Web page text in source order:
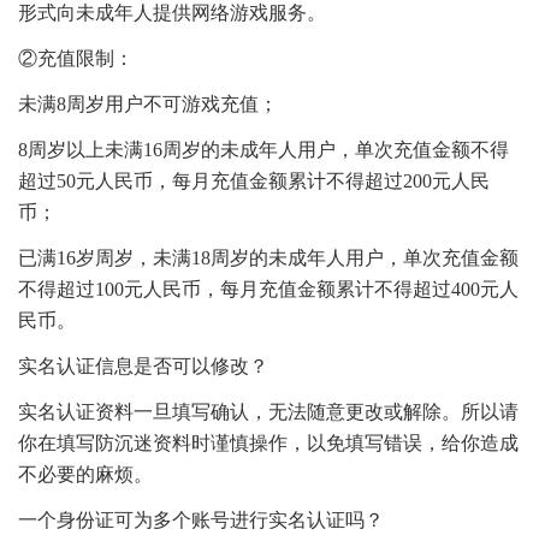
形式向未成年人提供网络游戏服务。
②充值限制：
未满8周岁用户不可游戏充值；
8周岁以上未满16周岁的未成年人用户，单次充值金额不得
超过50元人民币，每月充值金额累计不得超过200元人民
币；
已满16岁周岁，未满18周岁的未成年人用户，单次充值金额
不得超过100元人民币，每月充值金额累计不得超过400元人
民币。
实名认证信息是否可以修改？
实名认证资料一旦填写确认，无法随意更改或解除。所以请
你在填写防沉迷资料时谨慎操作，以免填写错误，给你造成
不必要的麻烦。
一个身份证可为多个账号进行实名认证吗？